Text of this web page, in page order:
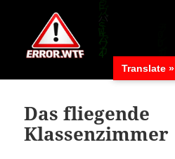
Das fliegende
Klassenzimmer
Translate »